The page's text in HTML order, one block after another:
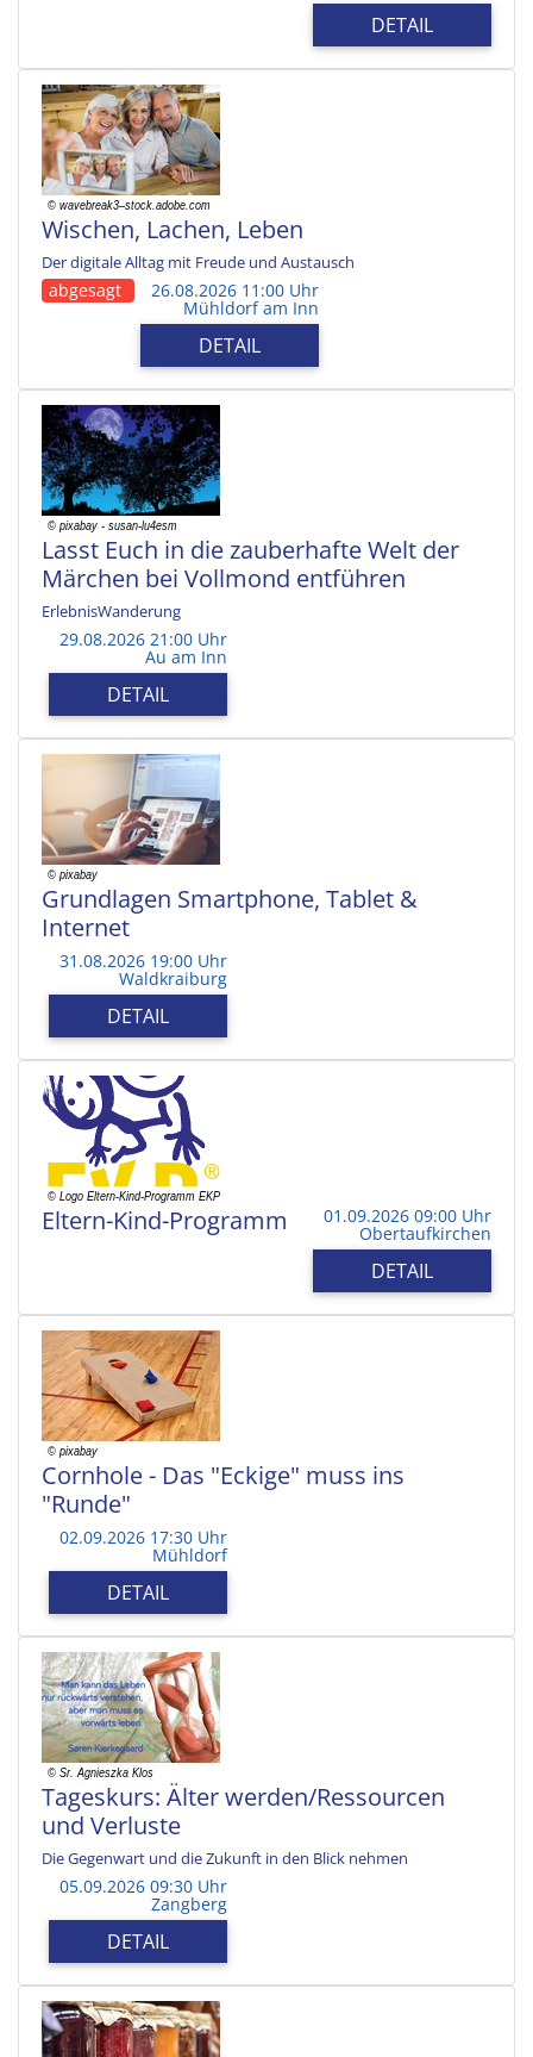
DETAIL
Wischen, Lachen, Leben
Der digitale Alltag mit Freude und Austausch
abgesagt 26.08.2026 11:00 Uhr
Mühldorf am Inn
DETAIL
Lasst Euch in die zauberhafte Welt der
Märchen bei Vollmond entführen
ErlebnisWanderung
29.08.2026 21:00 Uhr
Au am Inn
DETAIL
Grundlagen Smartphone, Tablet &
Internet
31.08.2026 19:00 Uhr
Waldkraiburg
DETAIL
Eltern-Kind-Programm 01.09.2026 09:00 Uhr
Obertaufkirchen
DETAIL
Cornhole - Das "Eckige" muss ins
"Runde"
02.09.2026 17:30 Uhr
Mühldorf
DETAIL
Tageskurs: Älter werden/Ressourcen
und Verluste
Die Gegenwart und die Zukunft in den Blick nehmen
05.09.2026 09:30 Uhr
Zangberg
DETAIL